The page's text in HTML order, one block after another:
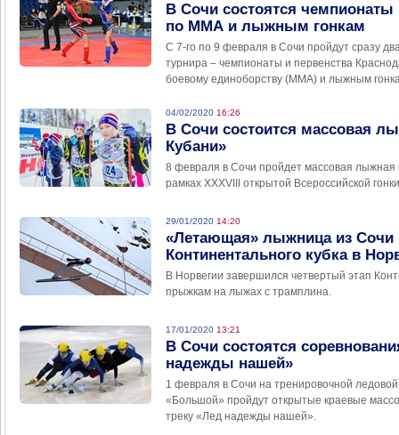
В Сочи состоятся чемпионаты
по ММА и лыжным гонкам
С 7-го по 9 февраля в Сочи пройдут сразу
турнира – чемпионаты и первенства
боевому единоборству (ММА) и лыжным
04/02/2020 16:26
В Сочи состоится массовая
Кубани»
8 февраля в Сочи пройдет массовая лыжная
рамках XXXVIII открытой Всероссийской
29/01/2020 14:20
«Летающая» лыжница из Сочи
Континентального кубка в
В Норвегии завершился четвертый этап
прыжкам на лыжах с трамплина.
17/01/2020 13:21
В Сочи состоятся
надежды нашей»
1 февраля в Сочи на тренировочной
«Большой» пройдут открытые краевые
треку «Лед надежды нашей».